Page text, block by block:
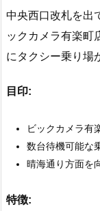
中央西口改札を出
ックカメラ有楽町
にタクシー乗り場
目印:
ビックカメラ有
数台待機可能な
晴海通り方面を
特徴: